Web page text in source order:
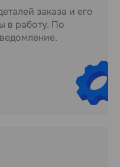
заказа и его
в работу. По